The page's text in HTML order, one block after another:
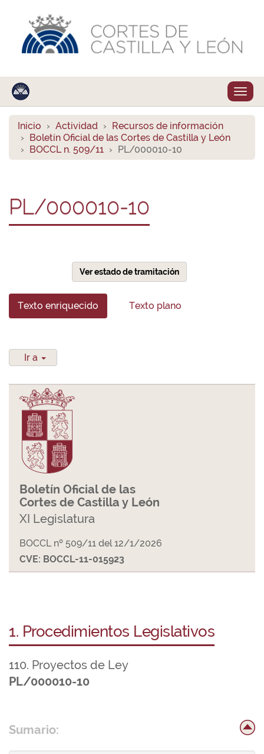
Inicio Actividad
Recursos de información
Boletín Oficial de las Cortes de Castilla y León
BOCCL n. 509/11
PL/000010-10
PL/000010-10
Ver estado de tramitación
Texto enriquecido Texto plano
Ir a
Boletín Oficial de las
Cortes de Castilla y León
XI Legislatura
BOCCL nº 509/11 del 12/1/2026
CVE: BOCCL-11-015923
1. Procedimientos Legislativos
110. Proyectos de Ley
PL/000010-10
Sumario: